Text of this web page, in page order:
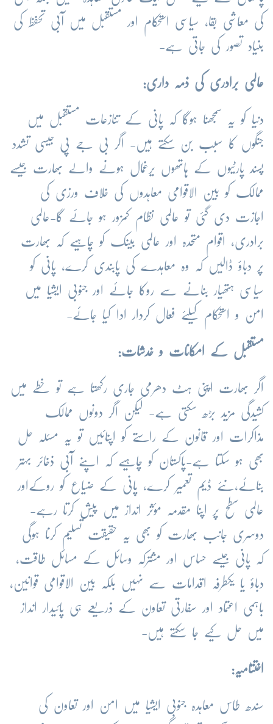
کی معاشی بقا، سیاسی استحکام اور مستقبل میں آبی تحفظ کی
بنیاد تصور کی جاتی ہے-
عالمی برادری کی ذمہ داری:
دنیا کو یہ سمجھنا ہوگا کہ پانی کے تنازعات مستقبل میں
جنگوں کا سبب بن سکتے ہیں- اگر بی جے پی جیسی تشدد
پسند پارٹیوں کے ہاتھوں یرغمال ہونے والے بھارت جیسے
ممالک کو بین الاقوامی معاہدوں کی خلاف ورزی کی
اجازت دی گئی تو عالمی نظام کمزور ہو جائے گا-عالمی
برادری، اقوام متحدہ اور عالمی بینک کو چاہیے کہ بھارت
پر دباؤ ڈالیں کہ وہ معاہدے کی پابندی کرے، پانی کو
سیاسی ہتھیار بنانے سے روکا جائے اور جنوبی ایشیا میں
امن و استحکام کیلئے فعال کردار ادا کیا جائے-
مستقبل کے امکانات و خدشات:
اگر بھارت اپنی ہٹ دھرمی جاری رکھتا ہے تو خطے میں
کشیدگی مزید بڑھ سکتی ہے- لیکن اگر دونوں ممالک
مذاکرات اور قانون کے راستے کو اپنائیں تو یہ مسئلہ حل
بھی ہو سکتا ہے-پاکستان کو چاہیے کہ اپنے آبی ذخائر بہتر
بنائے،نئے ڈیم تعمیر کرے، پانی کے ضیاع کو روکےاور
عالمی سطح پر اپنا مقدمہ مؤثر انداز میں پیش کرتا رہے-
دوسری جانب بھارت کو بھی یہ حقیقت تسلیم کرنا ہوگی
کہ پانی جیسے حساس اور مشترکہ وسائل کے مسائل طاقت،
دباؤ یا یکطرفہ اقدامات سے نہیں بلکہ بین الاقوامی قوانین،
باہمی اعتماد اور سفارتی تعاون کے ذریعے ہی پائیدار انداز
میں حل کیے جا سکتے ہیں-
اختتامیہ:
سندھ طاس معاہدہ جنوبی ایشیا میں امن اور تعاون کی